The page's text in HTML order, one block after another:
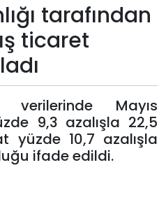
tarafından
ticaret
verilerinde Mayıs
9,3 azalışla 22,5
yüzde 10,7 azalışla
ifade edildi.